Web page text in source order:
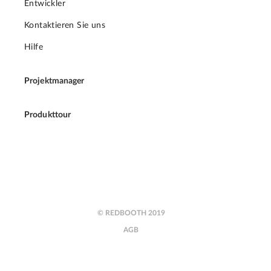
Entwickler
Kontaktieren Sie uns
Hilfe
Projektmanager
Produkttour
© REDBOOTH 2019
AGB